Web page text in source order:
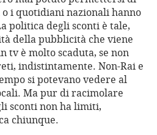
i quotidiani nazionali hanno
politica degli sconti è tale,
della pubblicità che viene
tv è molto scaduta, se non
indistintamente. Non-Rai e
si potevano vedere al
Ma pur di racimolare
sconti non ha limiti,
chiunque.